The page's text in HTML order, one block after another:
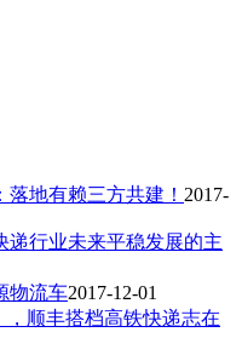
地有赖三方共建！ 2017-
递行业未来平稳发展的主
物流车2017-12-01
，顺丰搭档高铁快递志在